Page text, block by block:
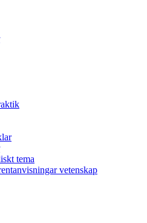
tema
vetenskap